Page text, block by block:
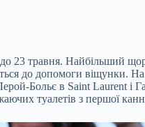
23 травня. Найбільший
до допомоги віщунки.
Больє в Saint Laurent
туалетів з першої